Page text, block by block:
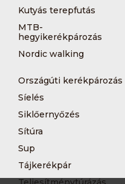
Kutyás terepfutás
MTB-
hegyikerékpározás
Nordic walking
Országúti kerékpározás
Síelés
Siklőernyőzés
Sítúra
Sup
Tájkerékpár